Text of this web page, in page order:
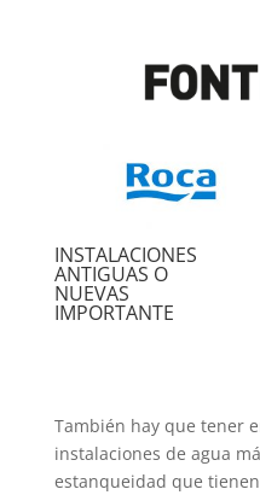
INSTALACIONES
ANTIGUAS O
NUEVAS
IMPORTANTE
También hay que tener
instalaciones de agua
estanqueidad que